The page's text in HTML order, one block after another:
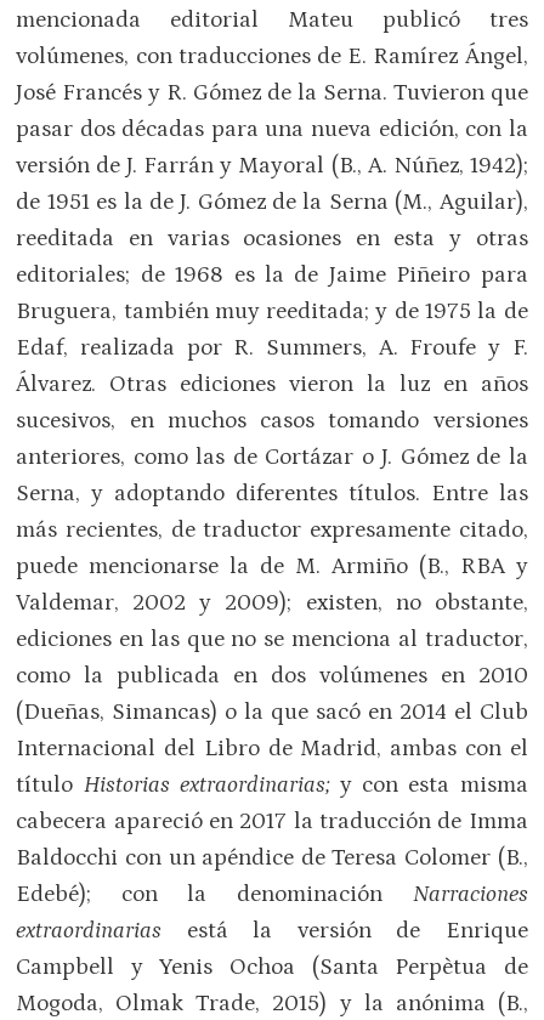
mencionada editorial Mateu publicó tres
volúmenes, con traducciones de E. Ramírez Ángel,
José Francés y R. Gómez de la Serna. Tuvieron que
pasar dos décadas para una nueva edición, con la
versión de J. Farrán y Mayoral (B., A. Núñez, 1942);
de 1951 es la de J. Gómez de la Serna (M., Aguilar),
reeditada en varias ocasiones en esta y otras
editoriales; de 1968 es la de Jaime Piñeiro para
Bruguera, también muy reeditada; y de 1975 la de
Edaf, realizada por R. Summers, A. Froufe y F.
Álvarez. Otras ediciones vieron la luz en años
sucesivos, en muchos casos tomando versiones
anteriores, como las de Cortázar o J. Gómez de la
Serna, y adoptando diferentes títulos. Entre las
más recientes, de traductor expresamente citado,
puede mencionarse la de M. Armiño (B., RBA y
Valdemar, 2002 y 2009); existen, no obstante,
ediciones en las que no se menciona al traductor,
como la publicada en dos volúmenes en 2010
(Dueñas, Simancas) o la que sacó en 2014 el Club
Internacional del Libro de Madrid, ambas con el
título Historias extraordinarias; y con esta misma
cabecera apareció en 2017 la traducción de Imma
Baldocchi con un apéndice de Teresa Colomer (B.,
Edebé); con la denominación Narraciones
extraordinarias está la versión de Enrique
Campbell y Yenis Ochoa (Santa Perpètua de
Mogoda, Olmak Trade, 2015) y la anónima (B.,